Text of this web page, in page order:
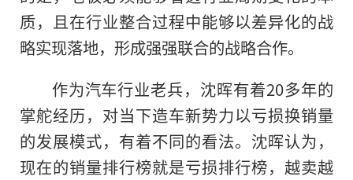
质，且在行业整合过程中能够以差异化的战
略实现落地，形成强强联合的战略合作。
作为汽车行业老兵，沈晖有着20多年的
掌舵经历，对当下造车新势力以亏损换销量
的发展模式，有着不同的看法。沈晖认为，
现在的销量排行榜就是亏损排行榜，越卖越